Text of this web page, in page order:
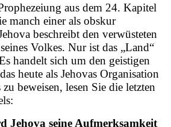
aus dem 24. Kapitel
manch einer als obskur
beschreibt den verwüsteten
Volkes. Nur ist das „Land“
handelt sich um den geistigen
heute als Jehovas Organisation
beweisen, lesen Sie die letzten
Jehova seine Aufmerksamkeit